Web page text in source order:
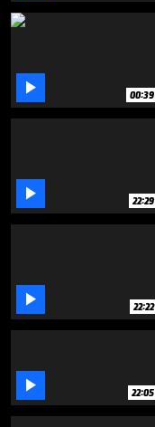
 00:39
 22:29
 22:22
 22:05